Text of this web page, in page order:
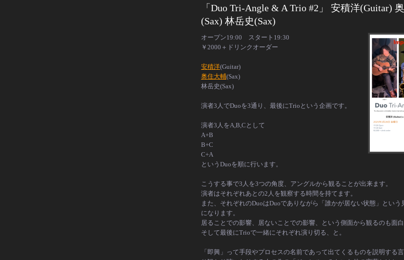
「Duo Tri-Angle & A Trio #2」 安積洋(Guitar)
(Sax) 林岳史(Sax)
オープン19:00 スタート19:30
￥2000 ＋ドリンクオーダー
安積洋(Guitar)
奥住大輔(Sax)
林岳史(Sax)
演者3人でDuoを3通り、最後にTrioという企画です。
演者3人をA,B,Cとして
A+B
B+C
C+A
というDuoを順に行います。
こうする事で3人を3つの角度、アングルから観ることが出来ます。
演者はそれぞれあとの2人を観察する時間を持てます。
また、それぞれのDuoはDuoでありながら「誰かが居ない状態」という
になります。
居ることでの影響、居ないことでの影響、という側面から観るのも面
そして最後にTrioで一緒にそれぞれ演り切る、と。
「即興」って手段やプロセスの名前であって出てくるものを説明する